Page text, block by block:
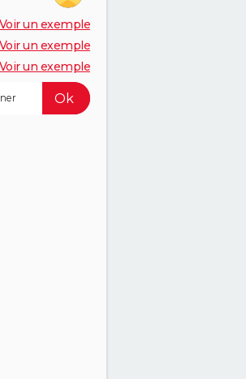
Voir un exemple
Voir un exemple
Voir un exemple